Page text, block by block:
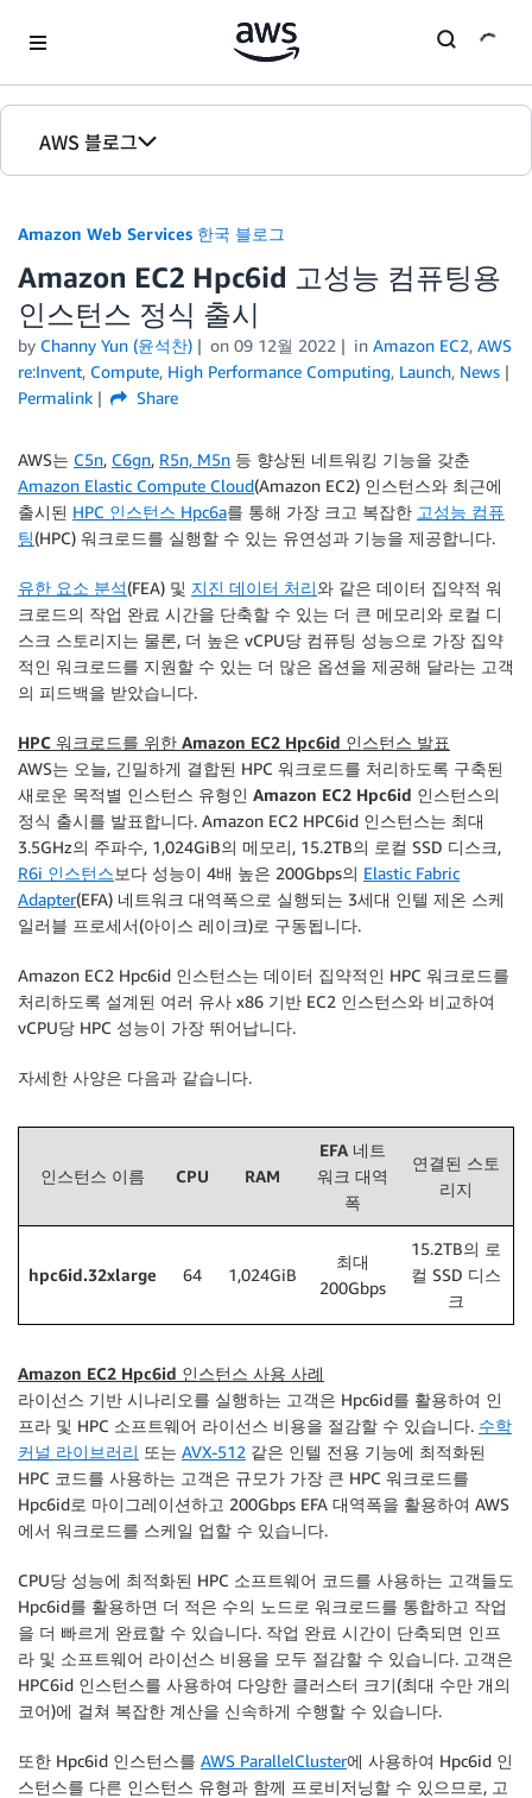
AWS 블로그
홈
에디션
Amazon Web Services 한국 블로그
Amazon EC2 Hpc6id 고성능 컴퓨팅용
인스턴스 정식 출시
by Channy Yun (윤석찬) on 09 12월 2022 in Amazon EC2, AWS
re:Invent, Compute, High Performance Computing, Launch, News
Permalink
Share
AWS는 C5n, C6gn, R5n, M5n 등 향상된 네트워킹 기능을 갖춘
Amazon Elastic Compute Cloud(Amazon EC2) 인스턴스와 최근에
출시된 HPC 인스턴스 Hpc6a를 통해 가장 크고 복잡한 고성능 컴퓨
팅(HPC) 워크로드를 실행할 수 있는 유연성과 기능을 제공합니다.
유한 요소 분석(FEA) 및 지진 데이터 처리와 같은 데이터 집약적 워
크로드의 작업 완료 시간을 단축할 수 있는 더 큰 메모리와 로컬 디
스크 스토리지는 물론, 더 높은 vCPU당 컴퓨팅 성능으로 가장 집약
적인 워크로드를 지원할 수 있는 더 많은 옵션을 제공해 달라는 고객
의 피드백을 받았습니다.
HPC 워크로드를 위한 Amazon EC2 Hpc6id 인스턴스 발표
AWS는 오늘, 긴밀하게 결합된 HPC 워크로드를 처리하도록 구축된
새로운 목적별 인스턴스 유형인 Amazon EC2 Hpc6id 인스턴스의
정식 출시를 발표합니다. Amazon EC2 HPC6id 인스턴스는 최대
3.5GHz의 주파수, 1,024GiB의 메모리, 15.2TB의 로컬 SSD 디스크,
R6i 인스턴스보다 성능이 4배 높은 200Gbps의 Elastic Fabric
Adapter(EFA) 네트워크 대역폭으로 실행되는 3세대 인텔 제온 스케
일러블 프로세서(아이스 레이크)로 구동됩니다.
Amazon EC2 Hpc6id 인스턴스는 데이터 집약적인 HPC 워크로드를
처리하도록 설계된 여러 유사 x86 기반 EC2 인스턴스와 비교하여
vCPU당 HPC 성능이 가장 뛰어납니다.
자세한 사양은 다음과 같습니다.
인스턴스 이름 CPU RAM
EFA 네트
워크 대역
폭
연결된 스토
리지
hpc6id.32xlarge 64 1,024GiB
최대
200Gbps
15.2TB의 로
컬 SSD 디스
크
Amazon EC2 Hpc6id 인스턴스 사용 사례
라이선스 기반 시나리오를 실행하는 고객은 Hpc6id를 활용하여 인
프라 및 HPC 소프트웨어 라이선스 비용을 절감할 수 있습니다. 수학
커널 라이브러리 또는 AVX-512 같은 인텔 전용 기능에 최적화된
HPC 코드를 사용하는 고객은 규모가 가장 큰 HPC 워크로드를
Hpc6id로 마이그레이션하고 200Gbps EFA 대역폭을 활용하여 AWS
에서 워크로드를 스케일 업할 수 있습니다.
CPU당 성능에 최적화된 HPC 소프트웨어 코드를 사용하는 고객들도
Hpc6id를 활용하면 더 적은 수의 노드로 워크로드를 통합하고 작업
을 더 빠르게 완료할 수 있습니다. 작업 완료 시간이 단축되면 인프
라 및 소프트웨어 라이선스 비용을 모두 절감할 수 있습니다. 고객은
HPC6id 인스턴스를 사용하여 다양한 클러스터 크기(최대 수만 개의
코어)에 걸쳐 복잡한 계산을 신속하게 수행할 수 있습니다.
또한 Hpc6id 인스턴스를 AWS ParallelCluster에 사용하여 Hpc6id 인
스턴스를 다른 인스턴스 유형과 함께 프로비저닝할 수 있으므로, 고